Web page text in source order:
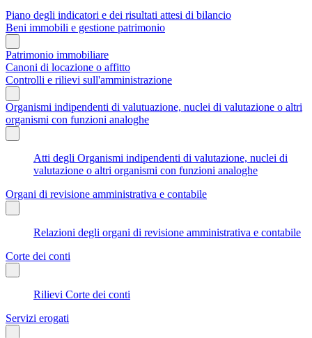
Piano degli indicatori e dei risultati attesi di bilancio
Beni immobili e gestione patrimonio
Patrimonio immobiliare
Canoni di locazione o affitto
Controlli e rilievi sull'amministrazione
Organismi indipendenti di valutuazione, nuclei di valutazione o altri
organismi con funzioni analoghe
Atti degli Organismi indipendenti di valutazione, nuclei di
valutazione o altri organismi con funzioni analoghe
Organi di revisione amministrativa e contabile
Relazioni degli organi di revisione amministrativa e contabile
Corte dei conti
Rilievi Corte dei conti
Servizi erogati